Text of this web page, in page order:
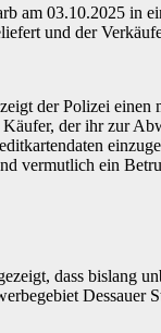
am 03.10.2025 in
und der
der Polizei
der ihr zur
vermutlich ein
dass bislang
Dessauer